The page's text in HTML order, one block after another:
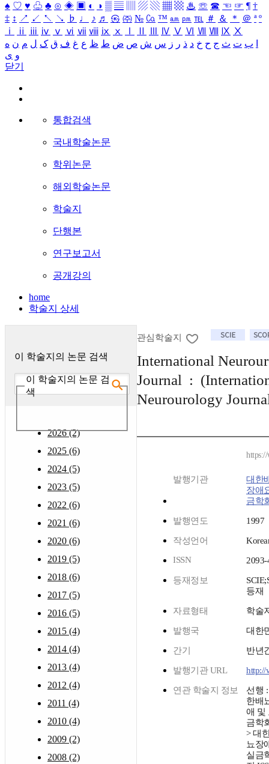
♠ ♡ ♥ ♧ ♣ ⊙ ◈ ▣ ◐ ◑ ▒ ▤ ▨ ▧ ▦ ▩ ♨ ☏ ☎ ☜ ☞ ¶ †
‡ ↕ ↗ ↙ ↖ ↘ ♭ ♩ ♪ ♬ ㉿ ㈜ № ㏇ ™ ㏂ ㏘ ℡ ＃ ＆ ＊ ＠ ª º
ⅰ
ⅱ ⅲ ⅳ ⅴ ⅵ ⅶ ⅷ ⅸ ⅹ Ⅳ Ⅴ Ⅵ Ⅶ Ⅷ Ⅸ Ⅹ
ب ت ث ج ح خ د ذ ر ز س ش ص ض ط ظ ع غ ف ق ک ل م ن ه
و ی
닫기
통합검색
국내학술논문
학위논문
해외학술논문
학술지
단행본
연구보고서
공개강의
home
학술지 상세
이 학술지의 논문 검색
이 학술지의 논문 검
색
2026 (2)
2025 (6)
2024 (5)
2023 (5)
2022 (6)
2021 (6)
2020 (6)
2019 (5)
2018 (6)
2017 (5)
2016 (5)
2015 (4)
2014 (4)
2013 (4)
2012 (4)
2011 (4)
2010 (4)
2009 (2)
2008 (2)
관심학술지
International
Journal :
Neurourology
발행기관
대한
장애
금학
발행연도 1997
작성언어
ISSN
2093-
등재정보
등재
자료형태 학술
발행국 대한
간기 반년
발행기관 URL http://
연관 학술지 정보
선행
한배
애 및
금학
> 대
뇨장
실금